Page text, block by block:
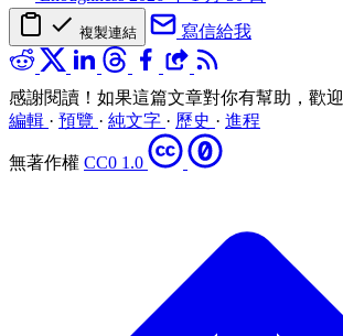
複製連結 寫信給我
感謝閱讀！如果這篇文章對你有幫助，歡迎
編輯 · 預覽 · 純文字 · 歷史 · 進程
無著作權 CC0 1.0